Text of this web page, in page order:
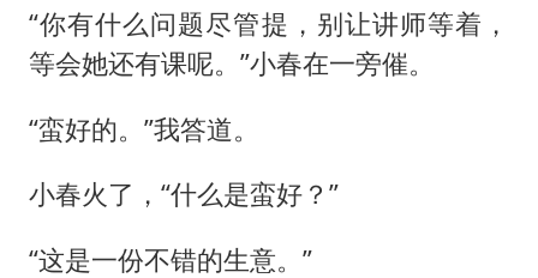
“你有什么问题尽管提，别让讲师等着，
等会她还有课呢。”小春在一旁催。
“蛮好的。”我答道。
小春火了，“什么是蛮好？”
“这是一份不错的生意。”